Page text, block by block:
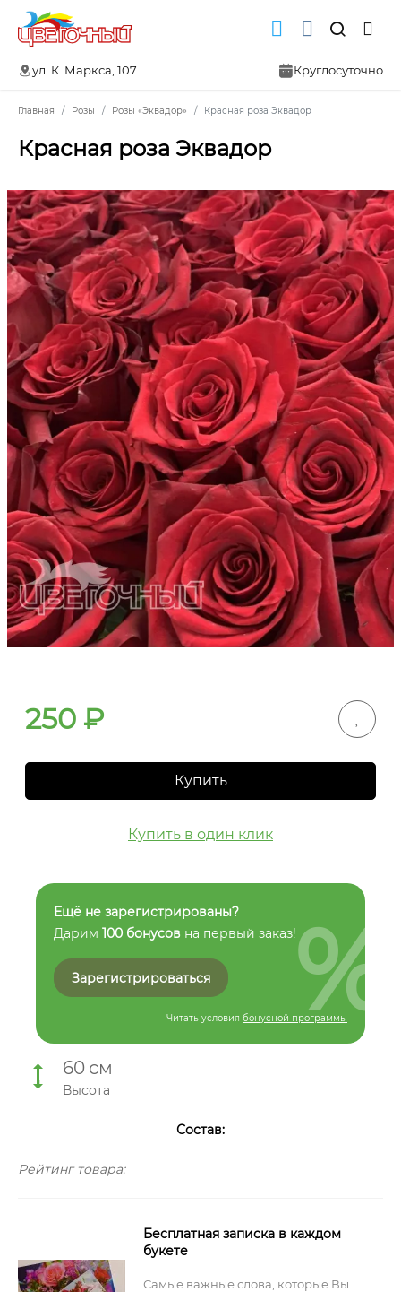
ул. К. Маркса, 107 Круглосуточно
Главная Розы Розы «Эквадор» Красная роза Эквадор
Красная роза Эквадор
250 ₽
Купить
Купить в один клик
Ещё не зарегистрированы?
Дарим 100 бонусов на первый заказ!
Зарегистрироваться
Читать условия бонусной программы
%
60 см
Высота
Состав:
Рейтинг товара:
Бесплатная записка в каждом
букете
Самые важные слова, которые Вы